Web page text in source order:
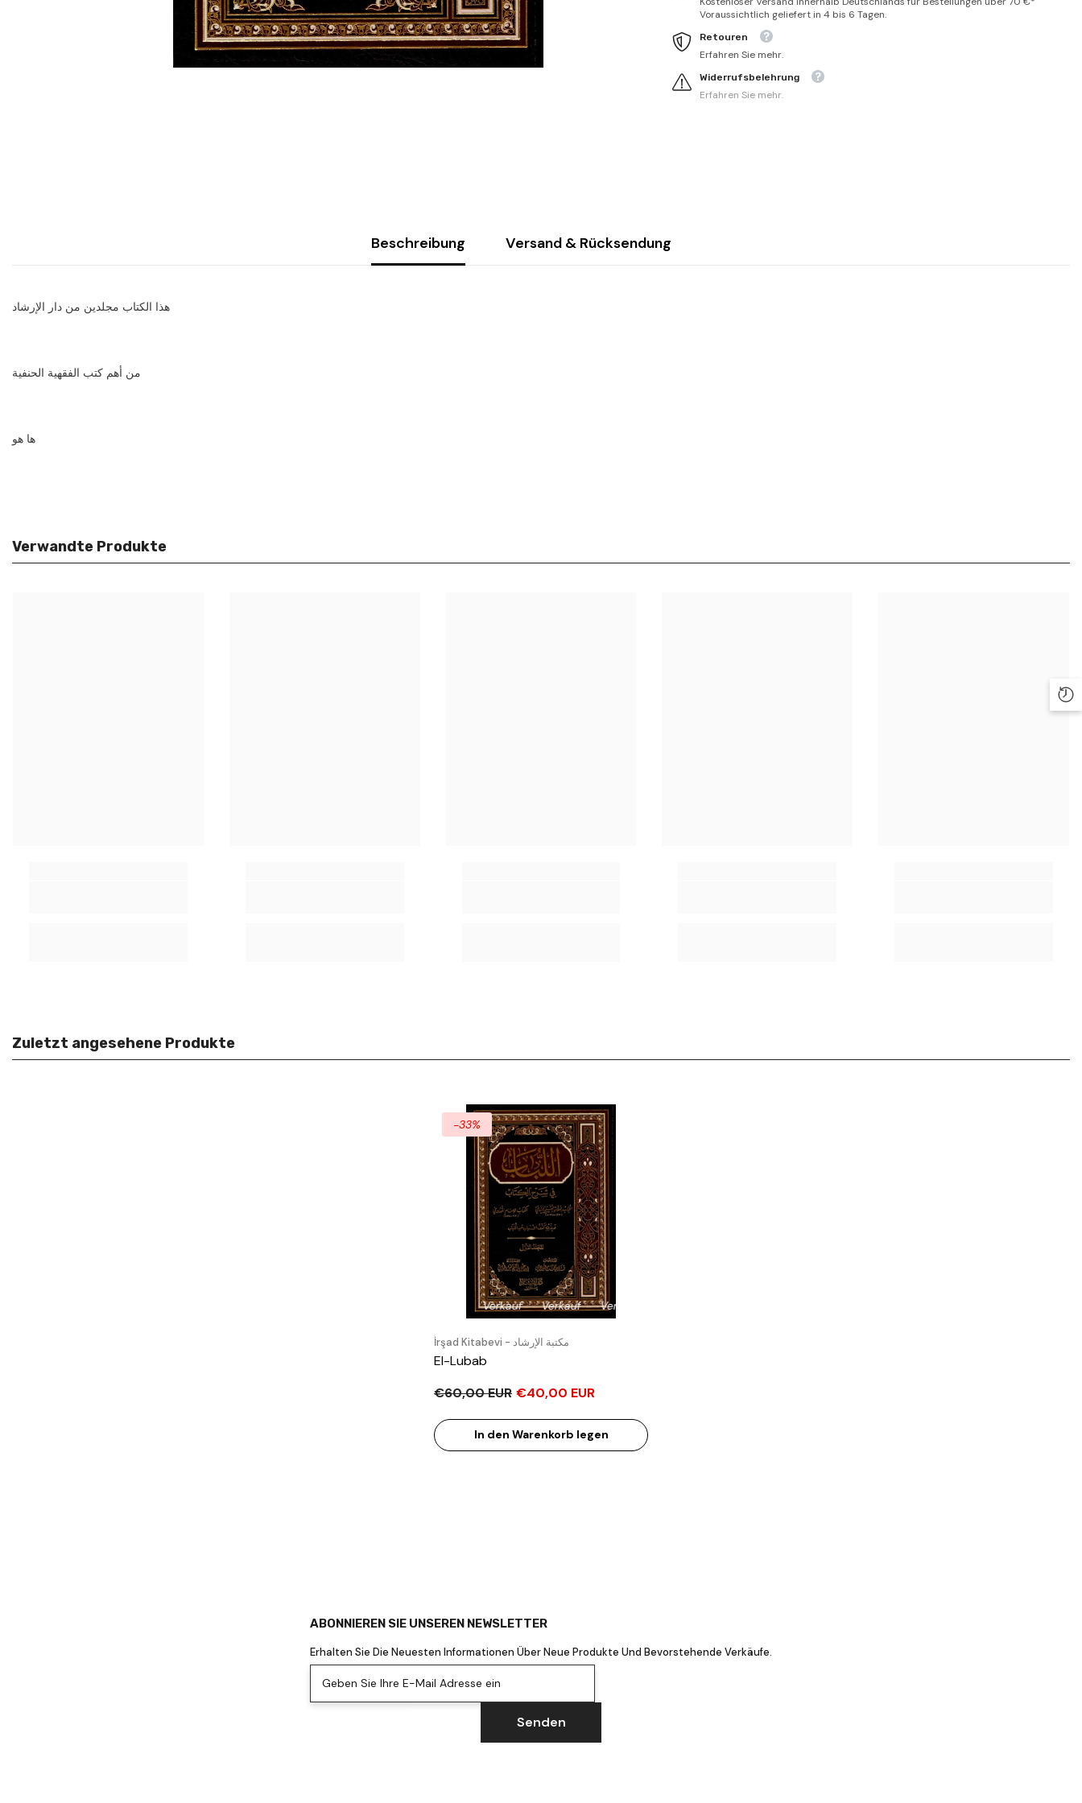
Voraussichtlich geliefert in 4 bis 6 Tagen.
Retouren
Erfahren Sie mehr.
Widerrufsbelehrung
Erfahren Sie mehr.
Beschreibung Versand & Rücksendung
‏ ‏هذا الكتاب مجلدين من دار الإرشاد
‏من ‏أهم كتب الفقهية الحنفية
‏ها هو
Verwandte Produkte
Zuletzt angesehene Produkte
-33%
Verkauf Verkauf Verkauf
Verkäufer: İrşad Kitabevi - مكتبة الإرشاد
El-Lubab
€60,00 EUR €40,00 EUR
In den Warenkorb legen
ABONNIEREN SIE UNSEREN NEWSLETTER
Erhalten Sie Die Neuesten Informationen Über Neue Produkte Und Bevorstehende Verkäufe.
Geben Sie Ihre E-Mail Adresse ein
Senden